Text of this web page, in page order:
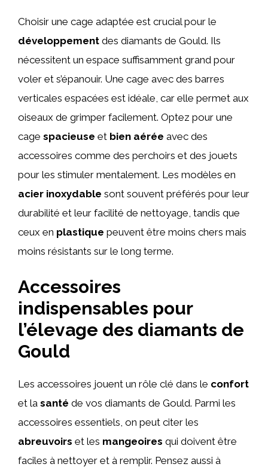
Choisir une cage adaptée est crucial pour le
développement des diamants de Gould. Ils
nécessitent un espace suffisamment grand pour
voler et s’épanouir. Une cage avec des barres
verticales espacées est idéale, car elle permet aux
oiseaux de grimper facilement. Optez pour une
cage spacieuse et bien aérée avec des
accessoires comme des perchoirs et des jouets
pour les stimuler mentalement. Les modèles en
acier inoxydable sont souvent préférés pour leur
durabilité et leur facilité de nettoyage, tandis que
ceux en plastique peuvent être moins chers mais
moins résistants sur le long terme.
Accessoires
indispensables pour
l’élevage des diamants de
Gould
Les accessoires jouent un rôle clé dans le confort
et la santé de vos diamants de Gould. Parmi les
accessoires essentiels, on peut citer les
abreuvoirs et les mangeoires qui doivent être
faciles à nettoyer et à remplir. Pensez aussi à